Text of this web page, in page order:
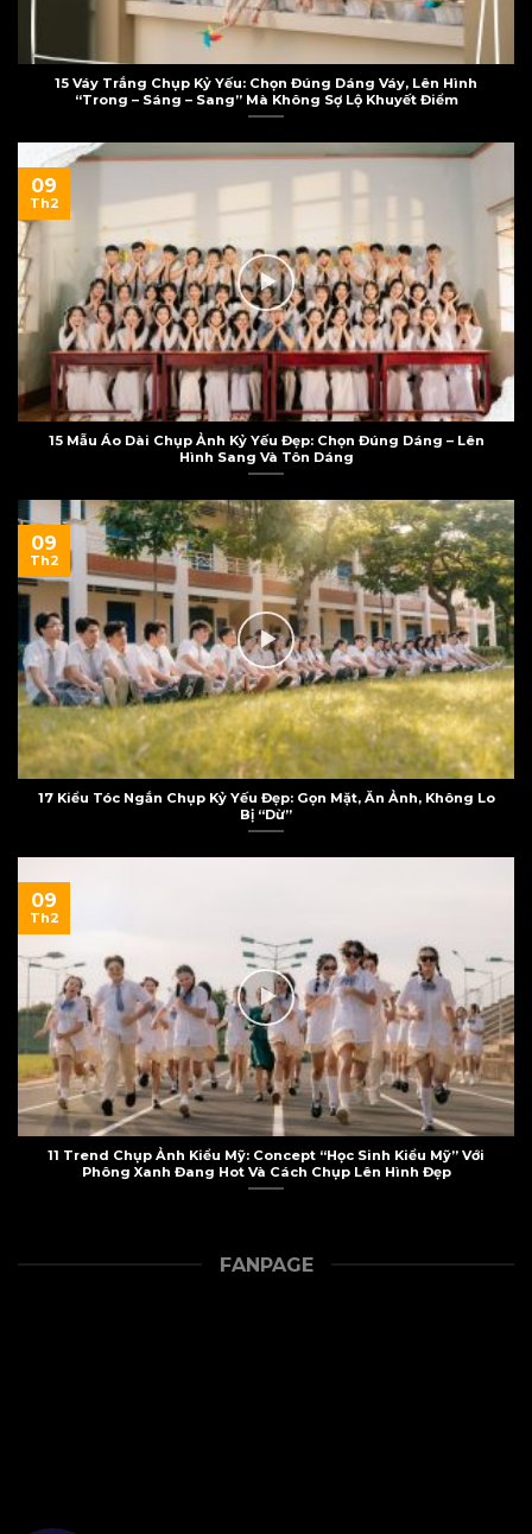
15 Váy Trắng Chụp Kỷ Yếu: Chọn Đúng Dáng Váy, Lên Hình
“Trong – Sáng – Sang” Mà Không Sợ Lộ Khuyết Điểm
15 Mẫu Áo Dài Chụp Ảnh Kỷ Yếu Đẹp: Chọn Đúng Dáng – Lên
Hình Sang Và Tôn Dáng
09
Th2
17 Kiểu Tóc Ngắn Chụp Kỷ Yếu Đẹp: Gọn Mặt, Ăn Ảnh, Không Lo
Bị “Dừ”
09
Th2
11 Trend Chụp Ảnh Kiểu Mỹ: Concept “Học Sinh Kiểu Mỹ” Với
Phông Xanh Đang Hot Và Cách Chụp Lên Hình Đẹp
09
Th2
FANPAGE